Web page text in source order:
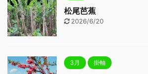
松尾芭蕉
2026/6/20
3月 掛軸